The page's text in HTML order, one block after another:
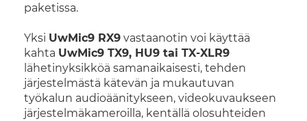
paketissa.
Yksi UwMic9 RX9 vastaanotin voi käyttää
kahta UwMic9 TX9, HU9 tai TX-XLR9
lähetinyksikköä samanaikaisesti, tehden
järjestelmästä kätevän ja mukautuvan
työkalun audioäänitykseen, videokuvaukseen
järjestelmäkameroilla, kentällä olosuhteiden